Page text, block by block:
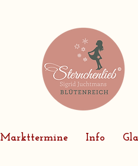
Markttermine Info